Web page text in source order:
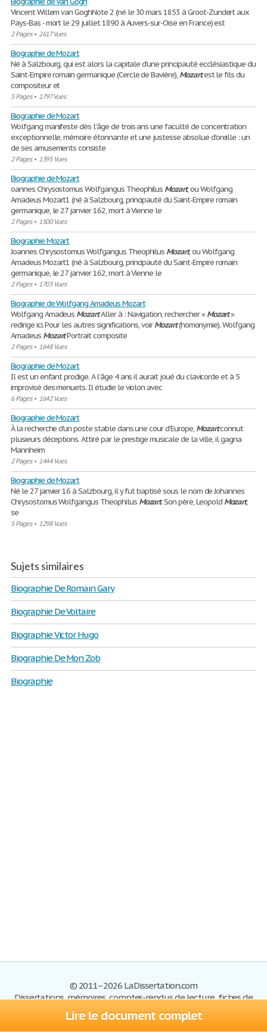
Lire le document complet
Vincent Willem van GoghNote 2 (né le 30 mars 1853 à Groot-Zundert aux
Pays-Bas - mort le 29 juillet 1890 à Auvers-sur-Oise en France) est
2 Pages• 2617 Vues
Biographie de Mozart
Né à Salzbourg, qui est alors la capitale d'une principauté ecclésiastique du
Saint-Empire romain germanique (Cercle de Bavière), Mozartest le fils du
compositeur et
5 Pages• 1797 Vues
Biographie de Mozart
Wolfgang manifeste dès l’âge de trois ans une faculté de concentration
exceptionnelle, mémoire étonnante et une justesse absolue d’oreille : un
de ses amusements consiste
2 Pages• 1395 Vues
Biographie de Mozart
oannes Chrysostomus Wolfgangus Theophilus Mozart, ou Wolfgang
Amadeus Mozart1 (né à Salzbourg, principauté du Saint-Empire romain
germanique, le 27 janvier 162, mort à Vienne le
2 Pages• 1500 Vues
Biographie Mozart
Joannes Chrysostomus Wolfgangus Theophilus Mozart, ou Wolfgang
Amadeus Mozart1 (né à Salzbourg, principauté du Saint-Empire romain
germanique, le 27 janvier 162, mort à Vienne le
2 Pages• 1703 Vues
Biographie de Wolfgang Amadeus Mozart
Wolfgang Amadeus MozartAller à : Navigation, rechercher « Mozart»
redirige ici. Pour les autres significations, voirMozart(homonymie). Wolfgang
Amadeus MozartPortrait composite
2 Pages• 1648 Vues
Biographie de Mozart
Il est un enfant prodige. A l'âge 4 ans il aurait joué du clavicorde et à 5
improvisé des menuets. Il étudie le violon avec
6 Pages• 1642 Vues
Biographie de Mozart
À la recherche d'un poste stable dans une cour d'Europe, Mozartconnut
plusieurs déceptions. Attiré par le prestige musicale de la ville, il gagna
Mannheim
2 Pages• 1444 Vues
Biographie de Mozart
Né le 27 janvier 16 à Salzbourg, il y fut baptisé sous le nom de Johannes
Chrysostomus Wolfgangus Theophilus Mozart. Son père, Leopold Mozart,
se
5 Pages• 1298 Vues
Sujets similaires
Biographie De Romain Gary
Biographie De Voltaire
Biographie Victor Hugo
Biographie De Mon Zob
Biographie
© 2011–2026 LaDissertation.com
Dissertations, mémoires, comptes-rendus de lecture, fiches de
lectures, exemples du BAC